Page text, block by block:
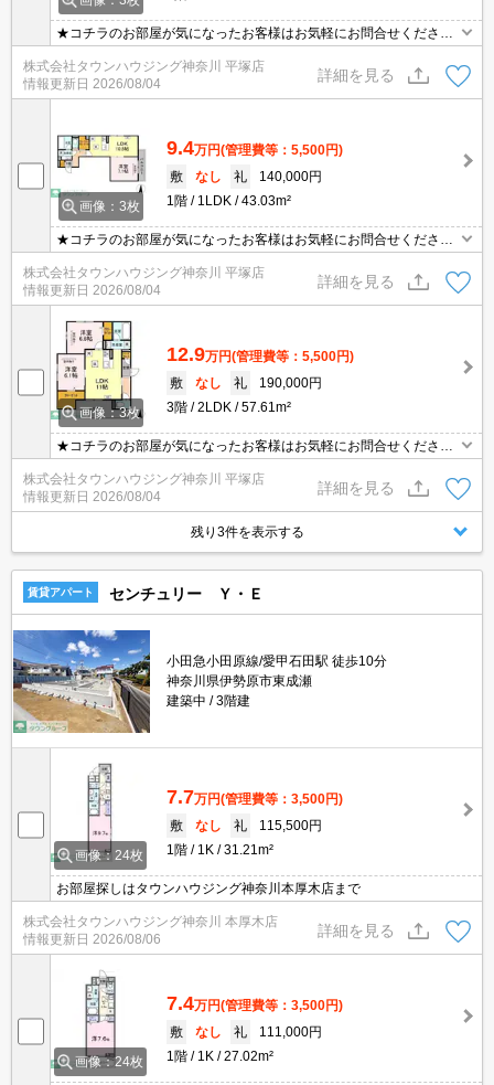
★コチラのお部屋が気になったお客様はお気軽にお問合せください
ませ★専門スタッフが詳細情報をご案内させていただきます！もち
ろん、他の物件もまとめてご紹介可能です！
株式会社タウンハウジング神奈川 平塚店
情報更新日 2026/08/04
詳細を見る
画像：3枚
9.4万円(管理費等：5,500円)
敷
なし 礼
140,000円
1階
1LDK 43.03m²
★コチラのお部屋が気になったお客様はお気軽にお問合せください
ませ★専門スタッフが詳細情報をご案内させていただきます！もち
ろん、他の物件もまとめてご紹介可能です！
株式会社タウンハウジング神奈川 平塚店
情報更新日 2026/08/04
詳細を見る
画像：3枚
12.9万円(管理費等：5,500円)
敷
なし 礼
190,000円
3階
2LDK 57.61m²
★コチラのお部屋が気になったお客様はお気軽にお問合せください
ませ★専門スタッフが詳細情報をご案内させていただきます！もち
ろん、他の物件もまとめてご紹介可能です！
株式会社タウンハウジング神奈川 平塚店
情報更新日 2026/08/04
詳細を見る
残り3件を表示する
賃貸アパート センチュリー Ｙ・Ｅ
小田急小田原線/愛甲石田駅 徒歩10分
神奈川県伊勢原市東成瀬
建築中
3階建
画像：24枚
7.7万円(管理費等：3,500円)
敷
なし 礼
115,500円
1階
1K 31.21m²
お部屋探しはタウンハウジング神奈川本厚木店まで
株式会社タウンハウジング神奈川 本厚木店
情報更新日 2026/08/06
詳細を見る
画像：24枚
7.4万円(管理費等：3,500円)
敷
なし 礼
111,000円
1階
1K 27.02m²